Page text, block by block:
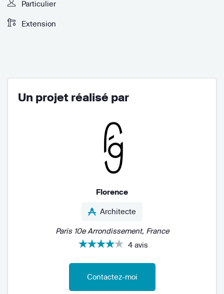
Particulier
Extension
Un projet réalisé par
Florence
Architecte
Paris 10e Arrondissement, France
4 avis
Contactez-moi